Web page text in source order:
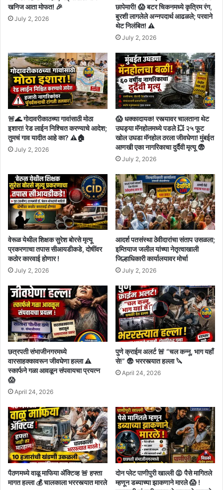
खनिज आता मोफत! 🎉
July 2, 2026
छापेमारी! 😱 बटर चिकनमध्ये कृत्रिम रंग,
बुरशी लागलेले अन्नपदार्थ आढळले; परवाने
थेट निलंबित! ⚠️
July 2, 2026
🚨🌊 गोदावरीकाठच्या गावांसाठी मोठा
इशारा! रेड लाईन निश्चित करण्याचे आदेश;
तुमचं गाव यादीत आहे का? ⚠️🏠
July 2, 2026
😱 धक्कादायक! रस्त्यावर चालताना थेट
उघड्या मॅनहोलमध्ये पडले 💥 २५ फूट
खोल उघडा मॅनहोल ठरला जीवघेणा! मुंबईत
आणखी एका नागरिकाचा दुर्दैवी मृत्यू 😨
July 2, 2026
वेरूळ येथील शिक्षक सुरेश बोरसे मृत्यू
प्रकरणाचा तपास सीआयडीकडे, दोषींवर
कठोर कारवाई होणार !
July 2, 2026
आदर्श पतसंस्था ठेवीदारांचा संताप उसळला;
इम्तियाज जलील यांच्या नेतृत्वाखाली
जिल्हाधिकारी कार्यालयावर मोर्चा
July 2, 2026
छत्रपती संभाजीनगरमध्ये
वारसाहक्कावरून जीवघेणा हल्ला ⚠️
स्कार्फने गळा आवळून संपवायचा प्रयत्न
😱
April 24, 2026
पुणे क्राईम अलर्ट 🚨 “चल कन्नू, भाग यहाँ
से!” 😨 भररस्त्यात हल्ला 🔪
April 24, 2026
पैठणमध्ये वाळू माफिया अ‍ॅक्टिव्ह 🚨 हफ्ता
मागत हल्ला 💰 चालकाला भररस्त्यात मारले
दोन प्लेट पाणीपुरी खाल्ली 😡 पैसे मागितले
म्हणून डब्याच्या झाकणाने मारले 😱 !